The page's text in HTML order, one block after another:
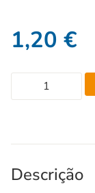
1,20 €
Descrição